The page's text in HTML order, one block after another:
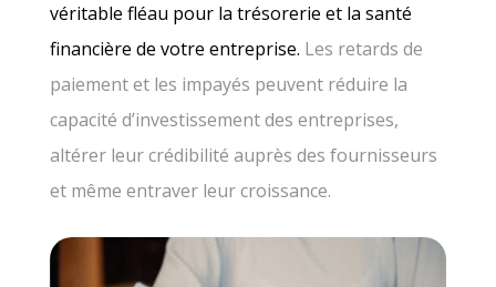
véritable fléau pour la trésorerie et la santé
financière de votre entreprise. Les retards de
paiement et les impayés peuvent réduire la
capacité d’investissement des entreprises,
altérer leur crédibilité auprès des fournisseurs
et même entraver leur croissance.